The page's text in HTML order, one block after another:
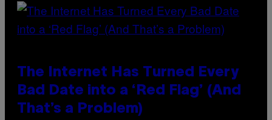
The Internet Has Turned Every
Bad Date into a ‘Red Flag’ (And
That’s a Problem)